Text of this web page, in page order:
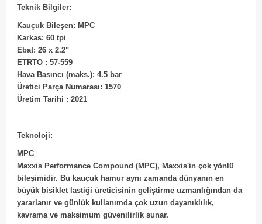
Teknik Bilgiler:
Kauçuk Bileşen: MPC
Karkas: 60 tpi
Ebat: 26 x 2.2"
ETRTO : 57-559
Hava Basıncı (maks.): 4.5 bar
Üretici Parça Numarası: 1570
Üretim Tarihi : 2021
Teknoloji:
MPC
Maxxis Performance Compound (MPC), Maxxis'in çok yönlü
bileşimidir. Bu kauçuk hamur aynı zamanda dünyanın en
büyük bisiklet lastiği üreticisinin geliştirme uzmanlığından da
yararlanır ve günlük kullanımda çok uzun dayanıklılık,
kavrama ve maksimum güvenilirlik sunar.